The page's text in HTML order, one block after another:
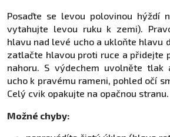
Posaďte se levou polovinou hýždí
vytahujte levou ruku k zemi).
hlavu nad levé ucho a ukloňte hlavu
zatlačte hlavou proti ruce a přidejte
nahoru. S výdechem uvolněte tlak
ucho k pravému rameni, pohled očí
Celý cvik opakujte na opačnou stranu.
Možné chyby: